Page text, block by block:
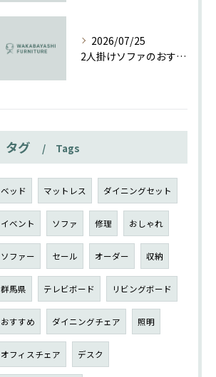
2026/07/25
2人掛けソファのおすすめポイントと群馬県で理想の一台を見つける選び方ガイド
タグ Tags
ベッド マットレス ダイニングセット
イベント ソファ 修理 おしゃれ
ソファー セール オーダー 収納
群馬県 テレビボード リビングボード
おすすめ ダイニングチェア 照明
オフィスチェア デスク